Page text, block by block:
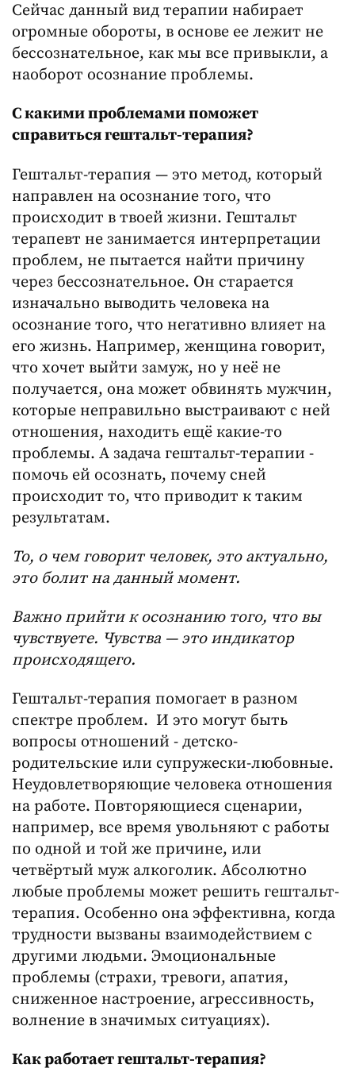
Сейчас данный вид терапии набирает
огромные обороты, в основе ее лежит не
бессознательное, как мы все привыкли, а
наоборот осознание проблемы.
С какими проблемами поможет
справиться гештальт-терапия?
Гештальт-терапия — это метод, который
направлен на осознание того, что
происходит в твоей жизни. Гештальт
терапевт не занимается интерпретации
проблем, не пытается найти причину
через бессознательное. Он старается
изначально выводить человека на
осознание того, что негативно влияет на
его жизнь. Например, женщина говорит,
что хочет выйти замуж, но у неё не
получается, она может обвинять мужчин,
которые неправильно выстраивают с ней
отношения, находить ещё какие-то
проблемы. А задача гештальт-терапии -
помочь ей осознать, почему сней
происходит то, что приводит к таким
результатам.
То, о чем говорит человек, это актуально,
это болит на данный момент.
Важно прийти к осознанию того, что вы
чувствуете. Чувства — это индикатор
происходящего.
Гештальт-терапия помогает в разном
спектре проблем. И это могут быть
вопросы отношений - детско-
родительские или супружески-любовные.
Неудовлетворяющие человека отношения
на работе. Повторяющиеся сценарии,
например, все время увольняют с работы
по одной и той же причине, или
четвёртый муж алкоголик. Абсолютно
любые проблемы может решить гештальт-
терапия. Особенно она эффективна, когда
трудности вызваны взаимодействием с
другими людьми. Эмоциональные
проблемы (страхи, тревоги, апатия,
сниженное настроение, агрессивность,
волнение в значимых ситуациях).
Как работает гештальт-терапия?